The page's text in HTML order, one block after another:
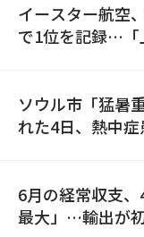
イースター航空
で1位を記録…「
ソウル市「猛暑
れた4日、熱中
6月の経常収支
最大」…輸出が